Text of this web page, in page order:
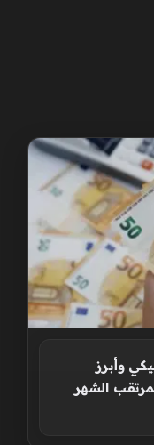
وأبرز
الشهر